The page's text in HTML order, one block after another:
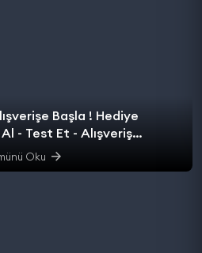
Başla ! Hediye
- Test Et - Alışverişe
başla.Oku